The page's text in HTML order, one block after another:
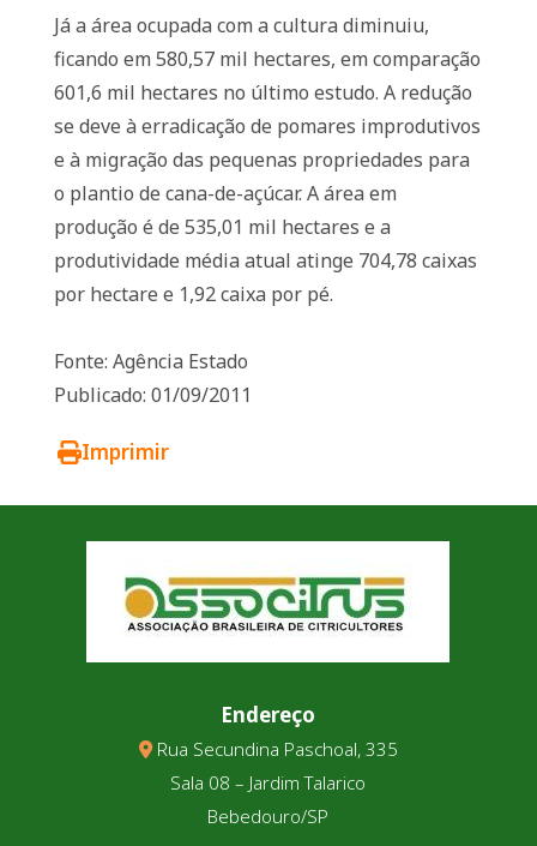
Já a área ocupada com a cultura diminuiu,
ficando em 580,57 mil hectares, em comparação
601,6 mil hectares no último estudo. A redução
se deve à erradicação de pomares improdutivos
e à migração das pequenas propriedades para
o plantio de cana-de-açúcar. A área em
produção é de 535,01 mil hectares e a
produtividade média atual atinge 704,78 caixas
por hectare e 1,92 caixa por pé.
Fonte: Agência Estado
Publicado: 01/09/2011
Imprimir
Endereço
Rua Secundina Paschoal, 335
Sala 08 – Jardim Talarico
Bebedouro/SP